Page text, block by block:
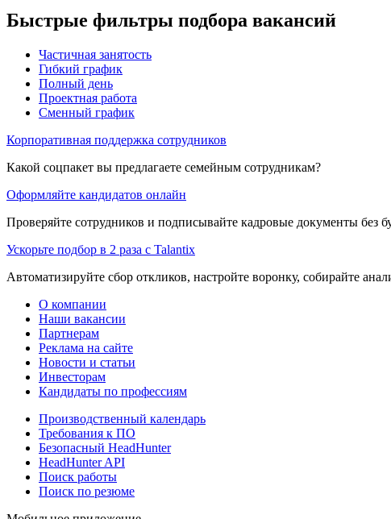
Быстрые фильтры подбора вакансий
Частичная занятость
Гибкий график
Полный день
Проектная работа
Сменный график
Корпоративная поддержка сотрудников
Какой соцпакет вы предлагаете семейным сотрудникам?
Оформляйте кандидатов онлайн
Проверяйте сотрудников и подписывайте кадровые документы без
Ускорьте подбор в 2 раза с Talantix
Автоматизируйте сбор откликов, настройте воронку, собирайте
О компании
Наши вакансии
Партнерам
Реклама на сайте
Новости и статьи
Инвесторам
Кандидаты по профессиям
Производственный календарь
Требования к ПО
Безопасный HeadHunter
HeadHunter API
Поиск работы
Поиск по резюме